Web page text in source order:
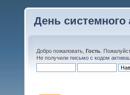
День системного
Добро пожаловать, Гость .
Не получили письмо с кодом